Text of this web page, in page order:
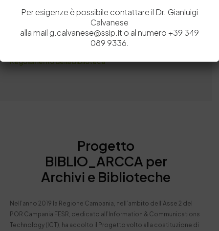
Modulo richiesta documentazione bibliografica
Regolamento della Biblioteca
Progetto
BIBLIO_ARCCA per
Archivi e Biblioteche
Nell’anno 2019 la Regione Campania, nell’ambito dell’Asse 2 del
POR Campania FESR, dedicato all’Information & Communications
Technology (ICT), ha accolto il Progetto volto alla costituzione di
Per esigenze è possibile contattare il Dr. Gianluigi
Calvanese
alla mail g.calvanese@ssip.it o al numero +39 349
089 9336.